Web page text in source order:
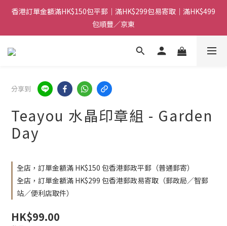
香港訂單金額滿HK$150包平郵｜滿HK$299包易寄取｜滿HK$499
包順豐／京東
香港訂單金額滿HK$150包平郵｜滿HK$299包易寄取｜滿HK$499
包順豐／京東
【網店限定！】指定清貨商品每消費HK$100即享購物金HK$50回
香港訂單金額滿HK$150包平郵｜滿HK$299包易寄取｜滿HK$499
包順豐／京東
分享到
Teayou 水晶印章組 - Garden
Day
全店，訂單金額滿 HK$150 包香港郵政平郵（普通郵寄）
全店，訂單金額滿 HK$299 包香港郵政易寄取（郵政局／智郵
站／便利店取件）
HK$99.00